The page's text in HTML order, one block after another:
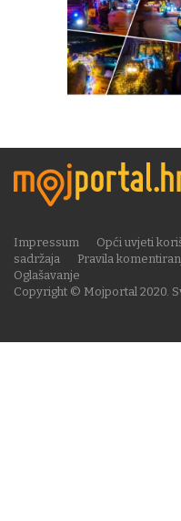
Copyright © Mojportal 2020.
Impressum Opći uvjeti
sadržaja
Pravila
Oglašavanje